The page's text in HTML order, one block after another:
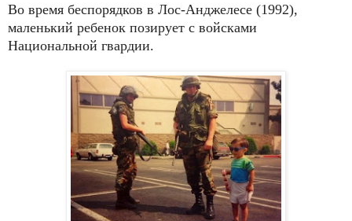
Во время беспорядков в Лос-Анджелесе (1992),
маленький ребенок позирует с войсками
Национальной гвардии.